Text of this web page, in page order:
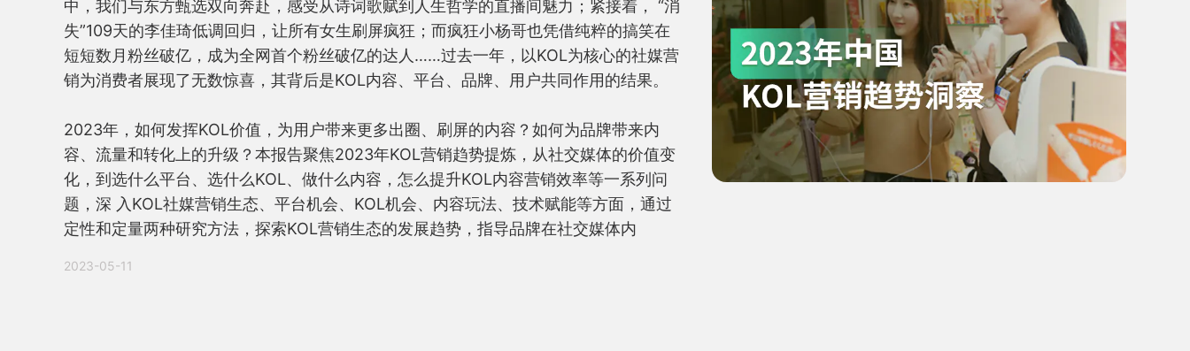
中，我们与东方甄选双向奔赴，感受从诗词歌赋到人生哲学的直播间魅力；紧接着， “消
失”109天的李佳琦低调回归，让所有女生刷屏疯狂；而疯狂小杨哥也凭借纯粹的搞笑在
短短数月粉丝破亿，成为全网首个粉丝破亿的达人……过去一年，以KOL为核心的社媒营
销为消费者展现了无数惊喜，其背后是KOL内容、平台、品牌、用户共同作用的结果。
2023年，如何发挥KOL价值，为用户带来更多出圈、刷屏的内容？如何为品牌带来内
容、流量和转化上的升级？本报告聚焦2023年KOL营销趋势提炼，从社交媒体的价值变
化，到选什么平台、选什么KOL、做什么内容，怎么提升KOL内容营销效率等一系列问
题，深 入KOL社媒营销生态、平台机会、KOL机会、内容玩法、技术赋能等方面，通过
定性和定量两种研究方法，探索KOL营销生态的发展趋势，指导品牌在社交媒体内
2023-05-11